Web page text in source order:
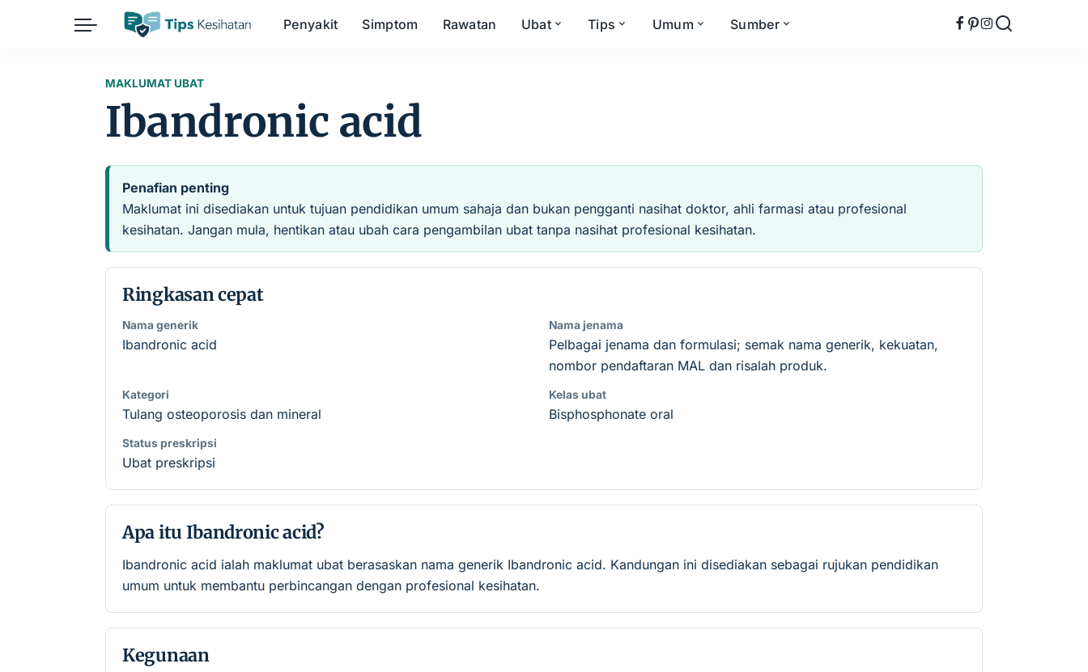
Penyakit Simptom Rawatan Ubat
Herba
Tips
Keibubapaan
Kehamilan
Kesihatan Mental
Nutrisi
Umum
Kesihatan Awam
Kesihatan Digital
Sains Sukan
Sumber
MAKLUMAT UBAT
Ibandronic acid
Penafian penting
Maklumat ini disediakan untuk tujuan pendidikan umum sahaja dan bukan pengganti nasihat doktor, ahli farmasi atau profesional
kesihatan. Jangan mula, hentikan atau ubah cara pengambilan ubat tanpa nasihat profesional kesihatan.
Ringkasan cepat
Nama generik
Ibandronic acid
Nama jenama
Pelbagai jenama dan formulasi; semak nama generik, kekuatan,
nombor pendaftaran MAL dan risalah produk.
Kategori
Tulang osteoporosis dan mineral
Kelas ubat
Bisphosphonate oral
Status preskripsi
Ubat preskripsi
Apa itu Ibandronic acid?
Ibandronic acid ialah maklumat ubat berasaskan nama generik Ibandronic acid. Kandungan ini disediakan sebagai rujukan pendidikan
umum untuk membantu perbincangan dengan profesional kesihatan.
Kegunaan